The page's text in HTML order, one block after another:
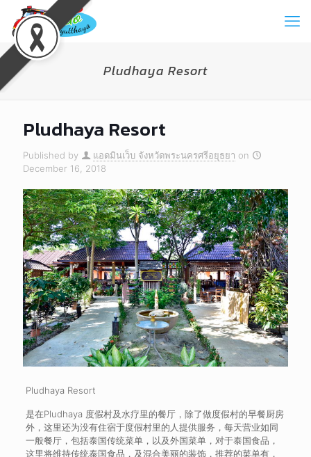
Pludhaya Resort
Pludhaya Resort
Published by แอดมินเว็บ จังหวัดพระนครศรีอยุธยา on
December 16, 2018
Pludhaya Resort
是在Pludhaya 度假村及水疗里的餐厅，除了做度假村的早餐厨房
外，这里还为没有住宿于度假村里的人提供服务，每天营业如同
一般餐厅，包括泰国传统菜单，以及外国菜单，对于泰国食品，
这里将维持传统泰国食品，及混合美丽的装饰，推荐的菜单有，